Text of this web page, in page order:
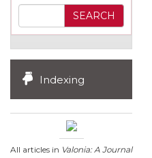
Indexing
All articles in Valonia: A Journal